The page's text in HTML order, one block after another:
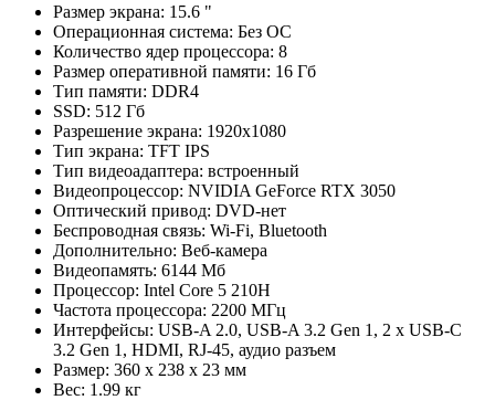
Размер экрана: 15.6 "
Операционная система: Без ОС
Количество ядер процессора: 8
Размер оперативной памяти: 16 Гб
Тип памяти: DDR4
SSD: 512 Гб
Разрешение экрана: 1920x1080
Тип экрана: TFT IPS
Тип видеоадаптера: встроенный
Видеопроцессор: NVIDIA GeForce RTX 3050
Оптический привод: DVD-нет
Беспроводная связь: Wi-Fi, Bluetooth
Дополнительно: Веб-камера
Видеопамять: 6144 Мб
Процессор: Intel Core 5 210H
Частота процессора: 2200 МГц
Интерфейсы: USB-A 2.0, USB-A 3.2 Gen 1, 2 x USB-C
3.2 Gen 1, HDMI, RJ-45, аудио разъем
Размер: 360 x 238 x 23 мм
Вес: 1.99 кг